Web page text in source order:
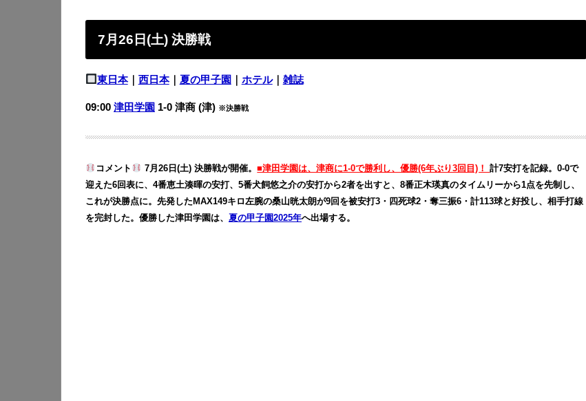
7月26日(土) 決勝戦
東日本｜ 西日本｜ 夏の甲子園 ホテル｜ 雑誌
09:00 津田学園 1-0 津商 (津) ※決勝戦
コメント 7月26日(土) 決勝戦が開催。■津田学園は、津商に1-0で勝利し、優勝(6年ぶり3回目)！計7安打を記録。0-0で
迎えた6回表に、4番恵土湊暉の安打、5番犬飼悠之介の安打から2者を出すと、8番正木瑛真のタイムリーから1点を先制し、
これが決勝点に。先発したMAX149キロ左腕の桑山晄太朗が9回を被安打3・四死球2・奪三振6・計113球と好投し、相手打線
を完封した。優勝した津田学園は、 夏の甲子園2025年へ出場する。